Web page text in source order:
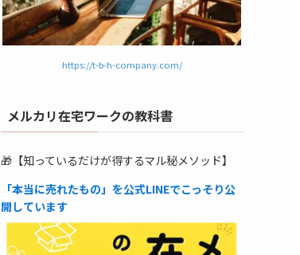
https://t-b-h-company.com/
メルカリ在宅ワークの教科書
🎁【知っているだけが得するマル秘メソッド】
「本当に売れたもの」を公式LINEでこっそり公
開しています